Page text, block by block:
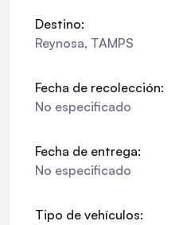
Destino:
Reynosa, TAMPS
Fecha de recolección:
No especificado
Fecha de entrega:
No especificado
Tipo de vehículos: